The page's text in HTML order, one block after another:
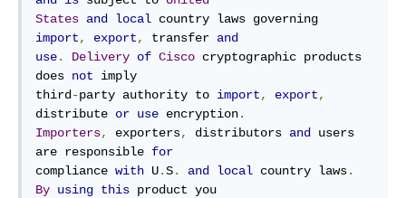
States and local
import, export, transfer and
use. Delivery of Cisco cryptographic products
does not imply
third -party authority to import, export,
distribute or use encryption.
Importers, exporters, distributors and
users
are responsible for
compliance with U.S. and local country laws.
By using this product you